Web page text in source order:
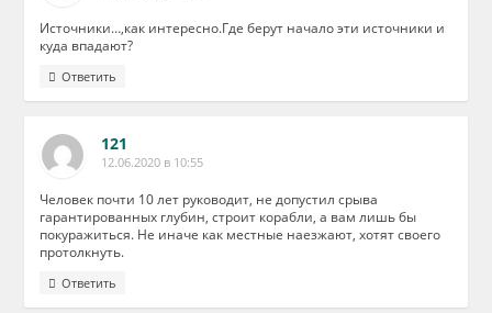
Источники…,как интересно.Где берут начало эти источники и
куда впадают?
Ответить
121
12.06.2020 в 10:55
Человек почти 10 лет руководит, не допустил срыва
гарантированных глубин, строит корабли, а вам лишь бы
покуражиться. Не иначе как местные наезжают, хотят своего
протолкнуть.
Ответить